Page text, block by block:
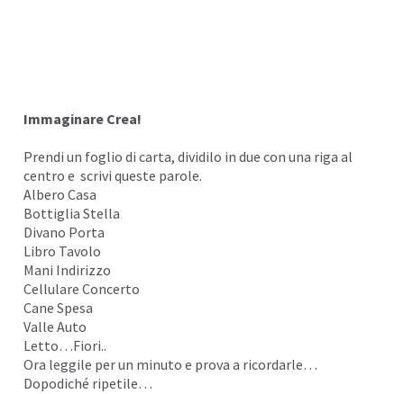
Immaginare Crea!
Prendi un foglio di carta, dividilo in due con una riga al
centro e scrivi queste parole.
Albero Casa
Bottiglia Stella
Divano Porta
Libro Tavolo
Mani Indirizzo
Cellulare Concerto
Cane Spesa
Valle Auto
Letto…Fiori..
Ora leggile per un minuto e prova a ricordarle…
Dopodiché ripetile…